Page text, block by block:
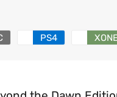
PS4